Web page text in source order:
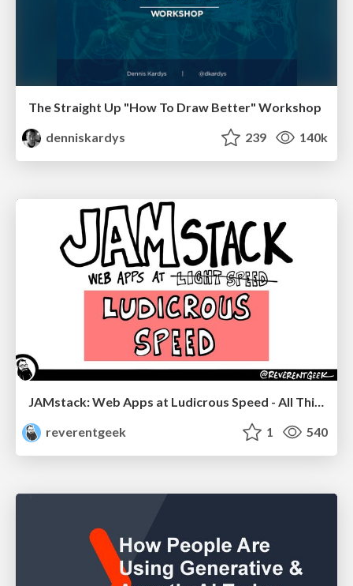
The Straight Up "How To Draw Better" Workshop
denniskardys
239 140k
reverentgeek
1 540